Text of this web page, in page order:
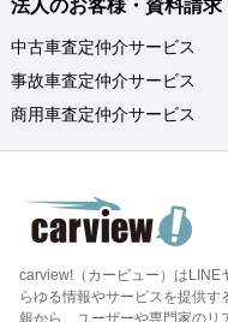
法人のお客様・資料請求
中古車査定仲介サービス
事故車査定仲介サービス
商用車査定仲介サービス
carview!（カービュー）はLINE
らゆる情報やサービスを提供
報から、ユーザーや専門家のリ